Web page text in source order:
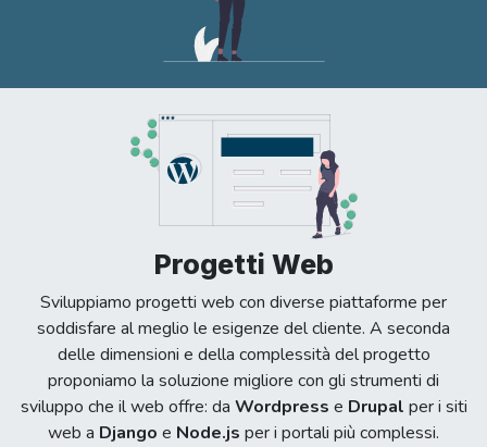
Progetti Web
Sviluppiamo progetti web con diverse piattaforme per
soddisfare al meglio le esigenze del cliente. A seconda
delle dimensioni e della complessità del progetto
proponiamo la soluzione migliore con gli strumenti di
sviluppo che il web offre: da Wordpress e Drupal per i siti
web a Django e Node.js per i portali più complessi.